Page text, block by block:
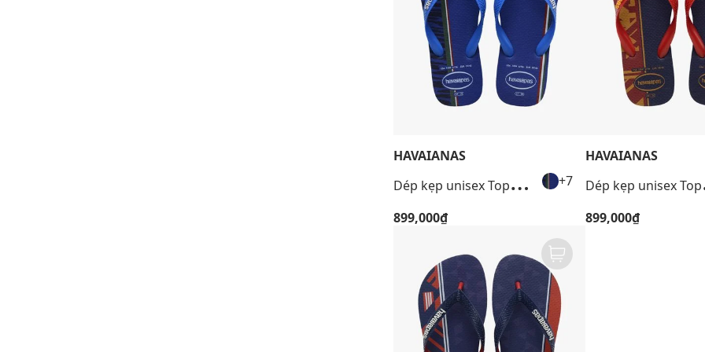
HAVAIANAS
D
ép kẹp unisex Top Nations I +7
899,000₫
HAVAIANAS
899,000₫